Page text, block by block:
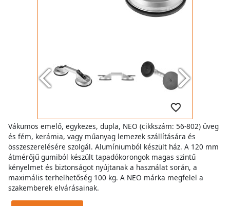
Vákumos emelő, egykezes, dupla, NEO (cikkszám: 56-802) üveg
és fém, kerámia, vagy műanyag lemezek szállítására és
összeszerelésére szolgál. Alumíniumból készült ház. A 120 mm
átmérőjű gumiból készült tapadókorongok magas szintű
kényelmet és biztonságot nyújtanak a használat során, a
maximális terhelhetőség 100 kg. A NEO márka megfelel a
szakemberek elvárásainak.